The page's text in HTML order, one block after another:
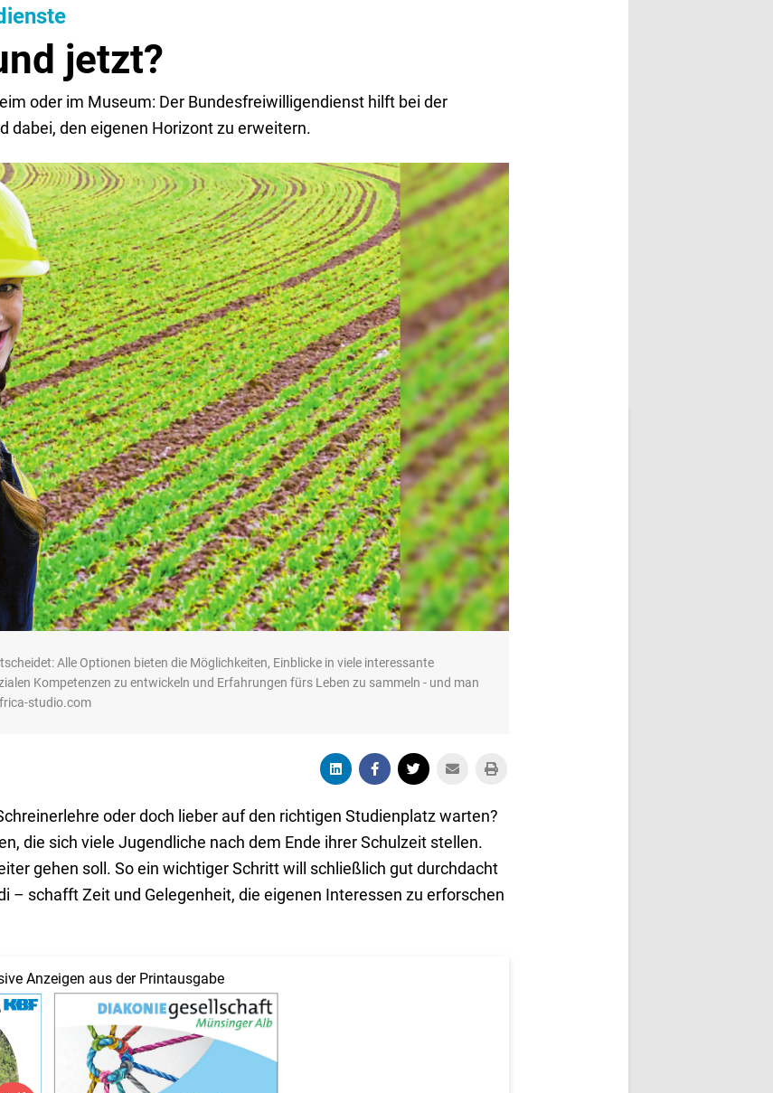
jetzt?
oder im Museum: Der Bundesfreiwilligendienst hilft bei der
dabei, den eigenen Horizont zu erweitern.
Alle Optionen bieten die Möglichkeiten, Einblicke in viele interessante
Kompetenzen zu entwickeln und Erfahrungen fürs Leben zu sammeln - und man
studio.com
oder doch lieber auf den richtigen Studienplatz warten?
die sich viele Jugendliche nach dem Ende ihrer Schulzeit stellen.
gehen soll. So ein wichtiger Schritt will schließlich gut durchdacht
– schafft Zeit und Gelegenheit, die eigenen Interessen zu erforschen
Anzeigen aus der Printausgabe